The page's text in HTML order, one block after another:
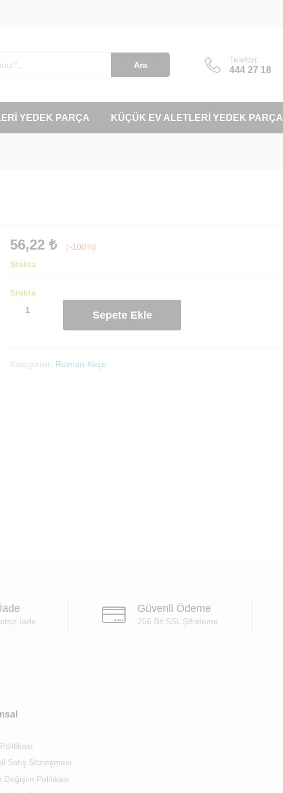
Ara
Telefon:
444 27 18
YEDEK PARÇA KÜÇÜK EV ALETLERI YEDEK PARÇA
56,22 ₺
(-100%)
Stokta
Stokta
25X53.50X10/15
Sepete Ekle
Kategoriler: Rulman-Keçe
İade
Güvenli Ödeme
256 Bit SSL Şifreleme
Satış Sözleşmesi
Değişim Politikası